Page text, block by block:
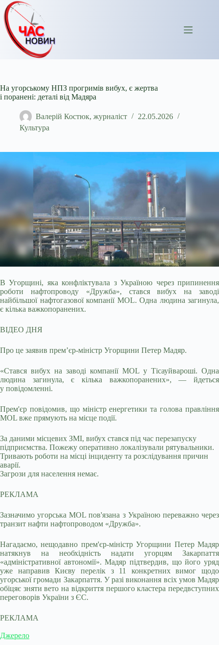
Перейти
до
вмісту
На угорському НПЗ прогримів вибух, є жертва
і поранені: деталі від Мадяра
Валерій Костюк, журналіст
22.05.2026
Культура
В Угорщині, яка конфліктувала з Україною через припинення
роботи нафтопроводу «Дружба», стався вибух на заводі
найбільшої нафтогазової компанії MOL. Одна людина загинула,
є кілька важкопоранених.
ВІДЕО ДНЯ
Про це заявив прем’єр-міністр Угорщини Петер Мадяр.
«Стався вибух на заводі компанії MOL у Тісауйвароші. Одна
людина загинула, є кілька важкопоранених», — йдеться
у повідомленні.
Прем'єр повідомив, що міністр енергетики та голова правління
MOL вже прямують на місце події.
За даними місцевих ЗМІ, вибух стався під час перезапуску
підприємства. Пожежу оперативно локалізували рятувальники.
Тривають роботи на місці інциденту та розслідування причин
аварії.
Загрози для населення немає.
РЕКЛАМА
Зазначимо угорська MOL пов'язана з Україною переважно через
транзит нафти нафтопроводом «Дружба».
Нагадаємо, нещодавно прем'єр-міністр Угорщини Петер Мадяр
натякнув на необхідність надати угорцям Закарпаття
«адміністративної автономії». Мадяр підтвердив, що його уряд
уже направив Києву перелік з 11 конкретних вимог щодо
угорської громади Закарпаття. У разі виконання всіх умов Мадяр
обіцяє зняти вето на відкриття першого кластера передвступних
переговорів України з ЄС.
РЕКЛАМА
Джерело